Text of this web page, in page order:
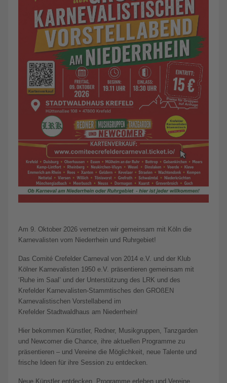
Am 9. Oktober 2026 vernetzen wir gemeinsam mit Köln die
Karnevalisten vom Niederrhein und Ruhrgebiet!
Das Comité Crefelder Carneval von 2014 e.V. und der Klub
Kölner Karnevalisten 1950 e.V. präsentieren gemeinsam mit
‘Ruhe im Saal’ und der Unterstützung des LRK und des
Krefelder Karnevalisten-Stammtisches den GROßEN
Karnevalistischen Vorstellabend im
Krefelder Stadtwaldhaus am Niederrhein!
Hier bekommen Künstler, Redner, Musikgruppen, Tanzgarden
und Newcomer die Chance, ihre aktuellen Programme zu
präsentieren – und Vereine die Möglichkeit, neue Talente und
frische Ideen für ihre Session zu entdecken.
Neue Künstler entdecken, Programme erleben und Vereine